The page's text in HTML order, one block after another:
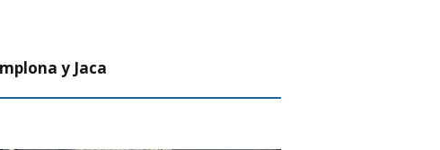
y Jaca